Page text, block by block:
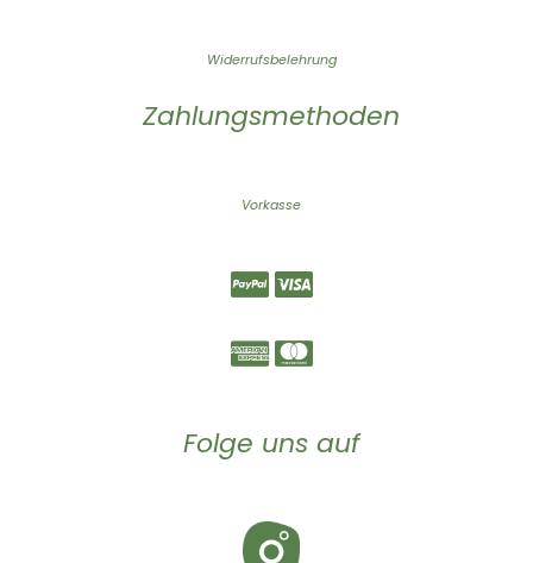
Widerrufsbelehrung
Zahlungsmethoden
Vorkasse
Folge uns auf